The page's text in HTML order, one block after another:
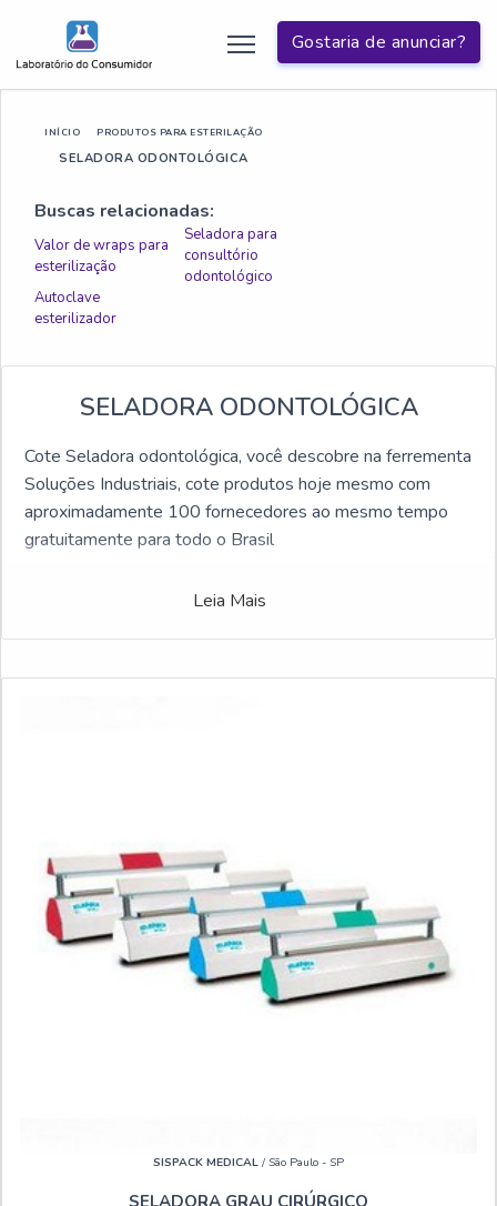
Gostaria de anunciar?
INÍCIO PRODUTOS PARA ESTERILAÇÃO
SELADORA ODONTOLÓGICA
Buscas relacionadas:
Valor de wraps para
esterilização
Seladora para
consultório
odontológico
Autoclave
esterilizador
SELADORA ODONTOLÓGICA
Cote Seladora odontológica, você descobre na ferrementa
Soluções Industriais, cote produtos hoje mesmo com
aproximadamente 100 fornecedores ao mesmo tempo
gratuitamente para todo o Brasil
Leia Mais
SISPACK MEDICAL / São Paulo - SP
SELADORA GRAU CIRÚRGICO